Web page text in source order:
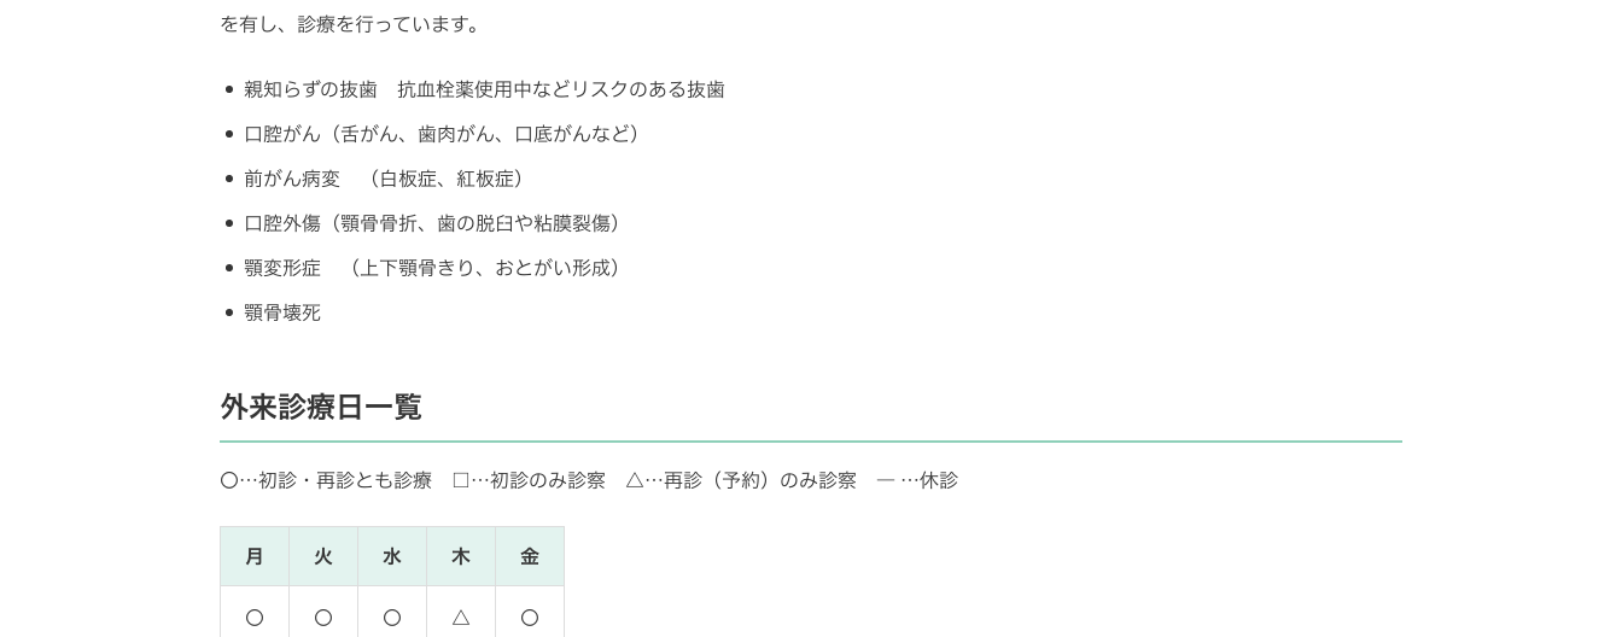
を有し、診療を行っています。
親知らずの抜歯 抗血栓薬使用中などリスクのある抜歯
口腔がん（舌がん、歯肉がん、口底がんなど）
前がん病変 （白板症、紅板症）
口腔外傷（顎骨骨折、歯の脱臼や粘膜裂傷）
顎変形症 （上下顎骨きり、おとがい形成）
顎骨壊死
外来診療日一覧
〇…初診・再診とも診療 □…初診のみ診察 △…再診（予約）のみ診察 ― …休診
月 火 水 木 金
〇 〇 〇 △ 〇